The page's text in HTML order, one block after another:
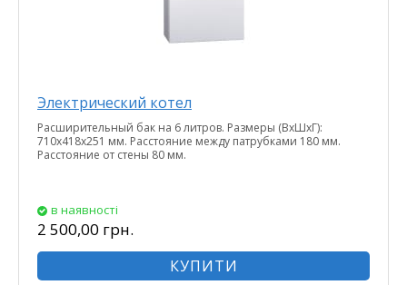
Электрический котел
Расширительный бак на 6 литров. Размеры (ВхШхГ):
710х418х251 мм. Расстояние между патрубками 180 мм.
Расстояние от стены 80 мм.
в наявності
2 500,00 грн.
КУПИТИ